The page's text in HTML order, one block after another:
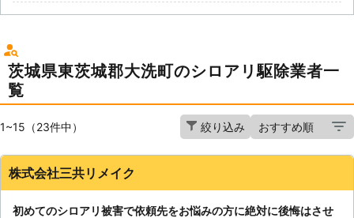
茨城県東茨城郡大洗町のシロアリ駆除業者一
覧
1~15（23件中） 絞り込み
株式会社三共リメイク
初めてのシロアリ被害で依頼先をお悩みの方に絶対に後悔はさせ